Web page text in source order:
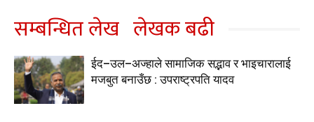
सम्बन्धित लेख लेखक बढी
ईद–उल–अज्हाले सामाजिक सद्भाव र भाइचारालाई
मजबुत बनाउँछ : उपराष्ट्रपति यादव